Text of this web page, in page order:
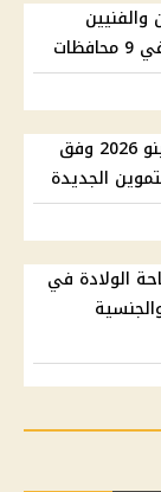
سعر رغيف الخبز السياحي والفينو 2026 وفق
الجديدة
الولادة في